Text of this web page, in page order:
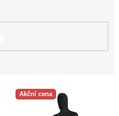
Akční cena